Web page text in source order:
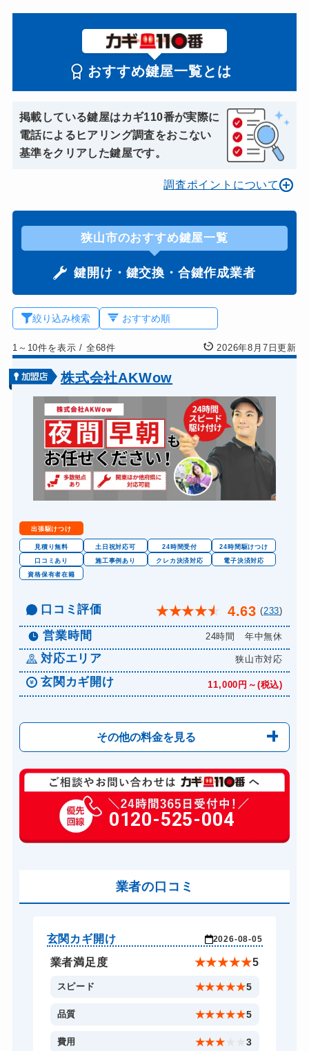
おすすめ鍵屋一覧とは
掲載している鍵屋はカギ110番が実際に
電話によるヒアリング調査をおこない
基準をクリアした鍵屋です。
調査ポイントについて
狭山市のおすすめ鍵屋一覧
鍵開け・鍵交換・合鍵作成業者
絞り込み検索
1～10件を表示/ 全68件 2026年8月7日更新
株式会社AKWow
出張駆けつけ
見積り無料 土日祝対応可 24時間受付
24時間駆けつけ
口コミあり
施工事例あり クレカ決済対応
電子決済対応
資格保有者在籍
口コミ評価 ★★★★★ 4.63 (233)
営業時間 24時間 年中無休
対応エリア 狭山市対応
玄関カギ開け 11,000円～(税込)
その他の料金を見る
玄関カギ修理 6,600円～(税込)
玄関カギ交換 14,300円～(税込)
車カギ開け 13,200円～(税込)
ドアノブカギ開け 10,780円～(税込)
ドアノブカギ交換 11,000円～(税込)
0120-525-004
業者の口コミ
玄関カギ開け 2026-08-05
業者満足度 ★★★★★5
スピード ★★★★★5
品質 ★★★★★5
費用 ★★★ 3